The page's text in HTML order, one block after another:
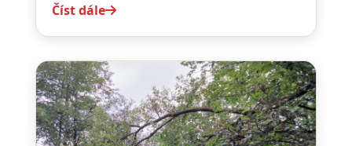
Číst dále